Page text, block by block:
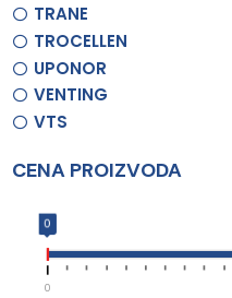
TRANE
TROCELLEN
UPONOR
VENTING
VTS
CENA PROIZVODA
0
0